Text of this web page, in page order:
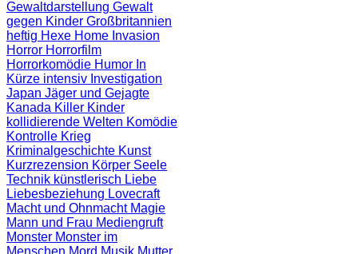
Gewaltdarstellung Gewalt
gegen Kinder Großbritannien
heftig Hexe Home Invasion
Horror Horrorfilm
Horrorkomödie Humor In
Kürze intensiv Investigation
Japan Jäger und Gejagte
Kanada Killer Kinder
kollidierende Welten Komödie
Kontrolle Krieg
Kriminalgeschichte Kunst
Kurzrezension Körper Seele
Technik künstlerisch Liebe
Liebesbeziehung Lovecraft
Macht und Ohnmacht Magie
Mann und Frau Mediengruft
Monster Monster im